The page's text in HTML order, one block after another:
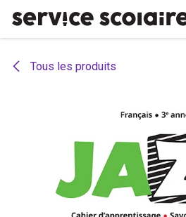
Tous les produits